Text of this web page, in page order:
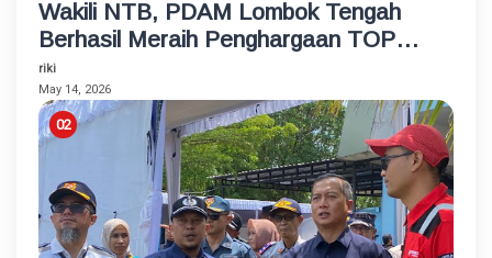
Wakili NTB, PDAM Lombok Tengah
Berhasil Meraih Penghargaan TOP
BUMD Bintang 4 Tahun 2026
riki
May 14, 2026